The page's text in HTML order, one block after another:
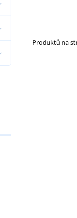
Produktů na